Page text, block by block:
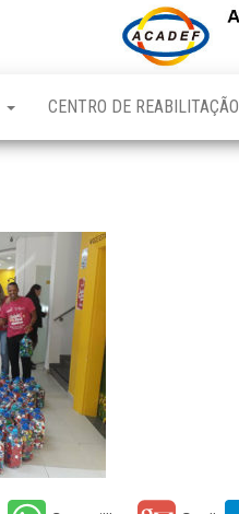
CENTRO DE REABILITAÇÃO